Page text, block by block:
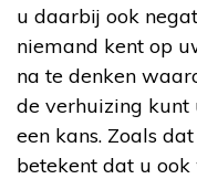
u daarbij ook
niemand kent op
na te denken
de verhuizing
een kans. Zoals
betekent dat u